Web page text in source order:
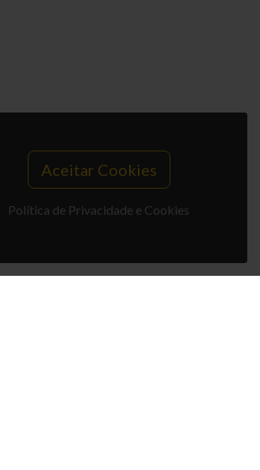
Aceitar Cookies
Política de Privacidade e Cookies